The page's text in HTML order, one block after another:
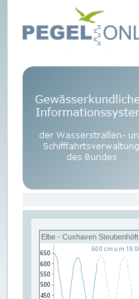
Elbe - Cuxhaven Steubenhöft